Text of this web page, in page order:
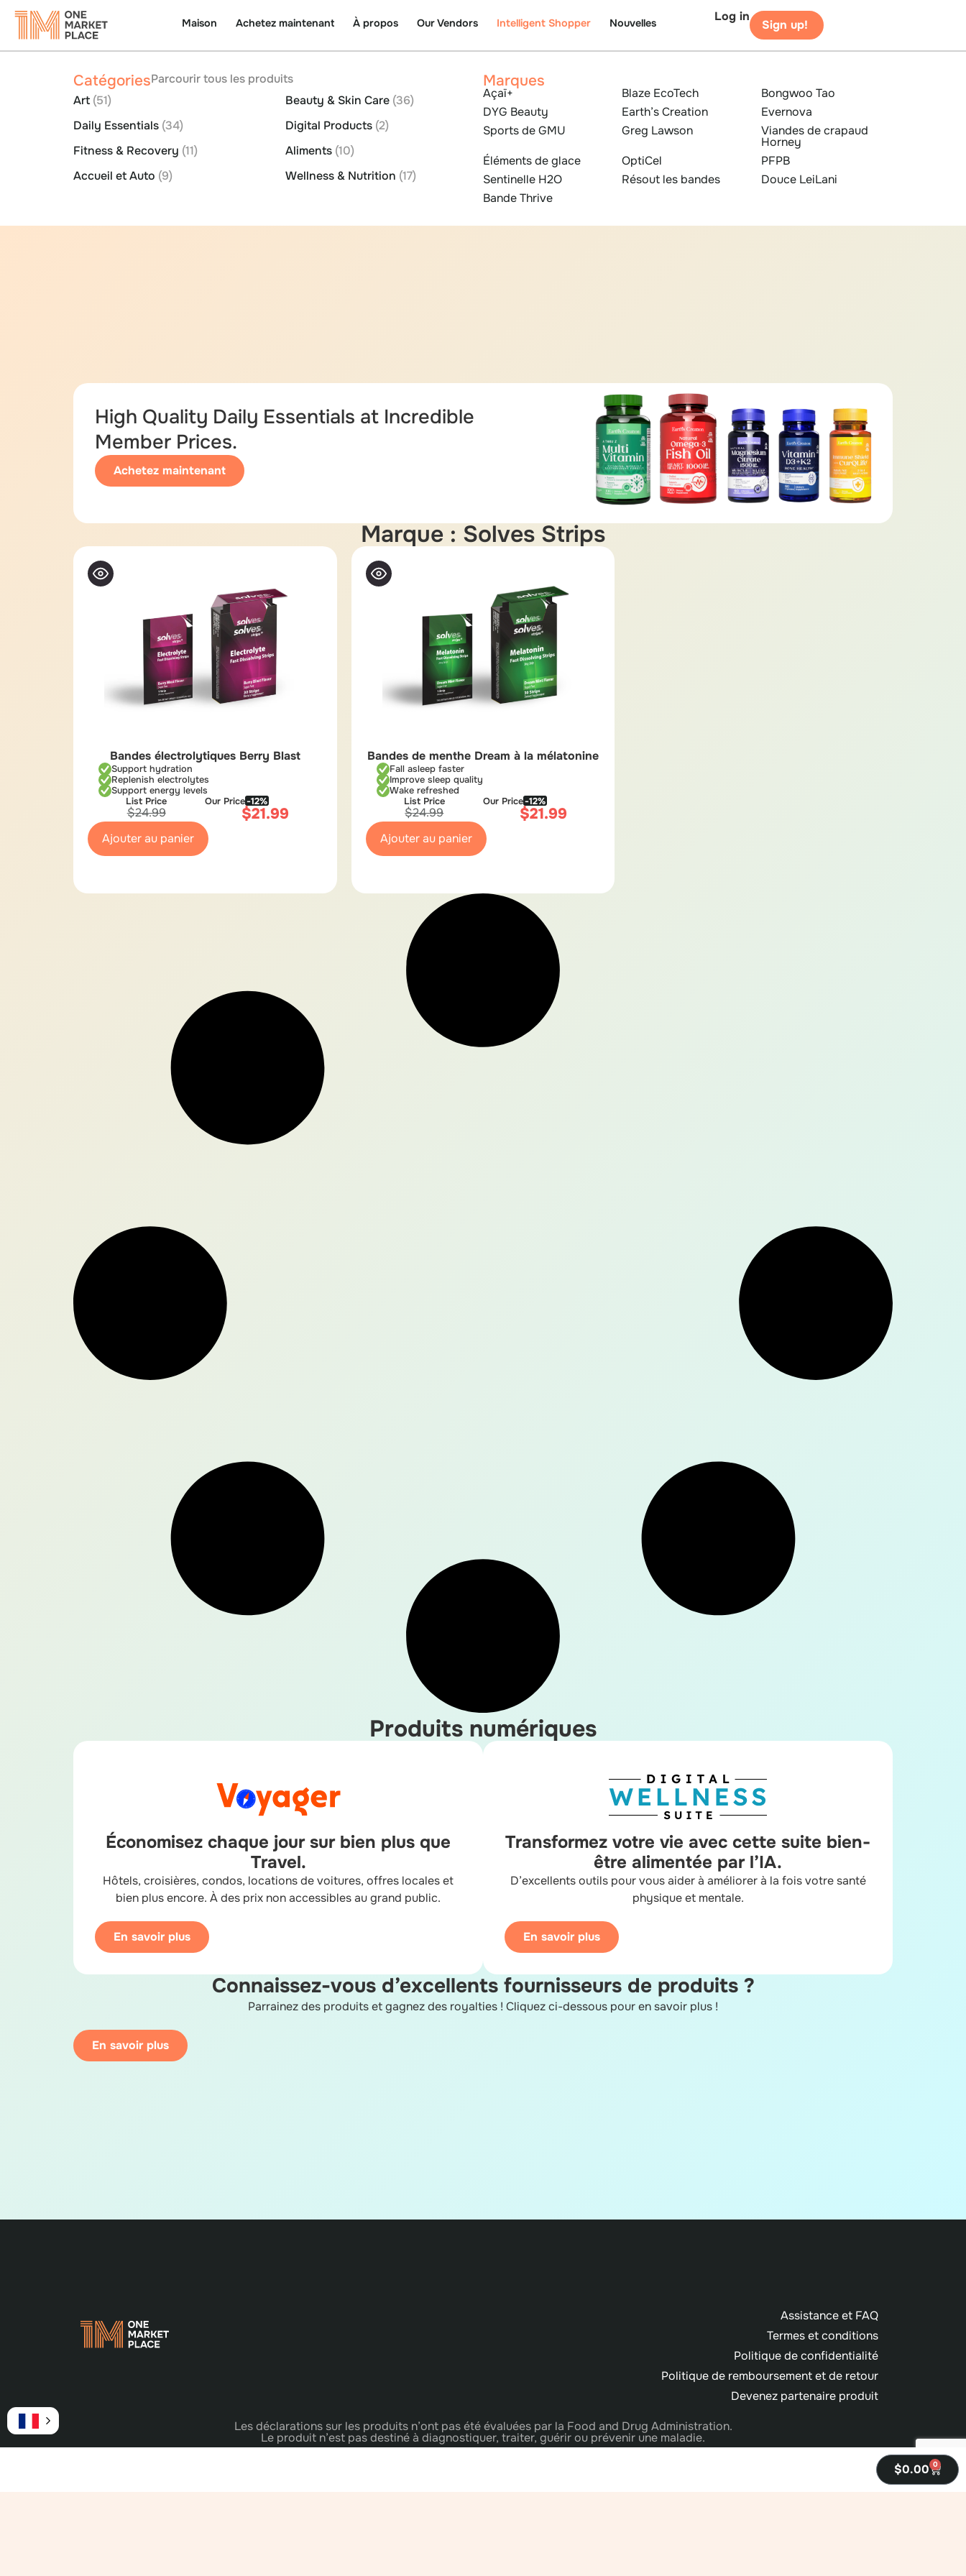
Maison Achetez maintenant À propos Our Vendors Intelligent Shopper Nouvelles Log in
Sign up!
CatégoriesParcourir tous les produits
Art(51) Beauty & Skin Care (36)
Daily Essentials (34) Digital Products (2)
Fitness & Recovery (11) Aliments (10)
Accueil et Auto (9) Wellness & Nutrition (17)
Marques
Açaï+ Blaze EcoTech
Bongwoo Tao
DYG Beauty
Earth’s Creation
Evernova
Sports de GMU
Greg Lawson Viandes de crapaud
Horney
Éléments de glace
OptiCel
PFPB
Sentinelle H2O
Résout les bandes
Douce LeiLani
Bande Thrive
High Quality Daily Essentials at Incredible
Member Prices.
Achetez maintenant
Marque : Solves Strips
Bandes électrolytiques Berry Blast
Support hydration
Replenish electrolytes
Support energy levels
List Price
$24.99
Our Price-12%
$21.99
Ajouter au panier
Bandes de menthe Dream à la mélatonine
Fall asleep faster
Improve sleep quality
Wake refreshed
List Price
$24.99
Our Price-12%
$21.99
Ajouter au panier
Produits numériques
Économisez chaque jour sur bien plus que
Travel.
Hôtels, croisières, condos, locations de voitures, offres locales et
bien plus encore. À des prix non accessibles au grand public.
En savoir plus
Transformez votre vie avec cette suite bien-
être alimentée par l’IA.
D’excellents outils pour vous aider à améliorer à la fois votre santé
physique et mentale.
En savoir plus
Connaissez-vous d’excellents fournisseurs de produits ?
Parrainez des produits et gagnez des royalties ! Cliquez ci-dessous pour en savoir plus !
En savoir plus
$0.00 0
Assistance et FAQ
Termes et conditions
Politique de confidentialité
Politique de remboursement et de retour
Devenez partenaire produit
Les déclarations sur les produits n’ont pas été évaluées par la Food and Drug Administration.
Le produit n’est pas destiné à diagnostiquer, traiter, guérir ou prévenir une maladie.